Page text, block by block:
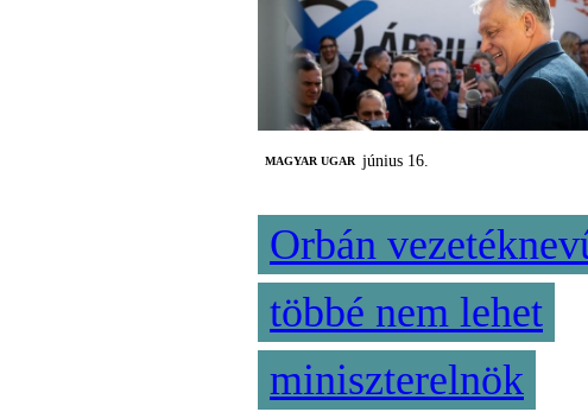
MAGYAR UGAR június 16.
Orbán
többé nem lehet
miniszterelnök